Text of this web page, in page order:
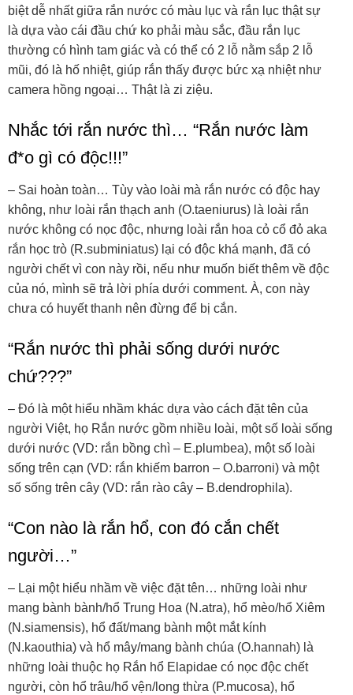
biệt dễ nhất giữa rắn nước có màu lục và rắn lục thật sự
là dựa vào cái đầu chứ ko phải màu sắc, đầu rắn lục
thường có hình tam giác và có thể có 2 lỗ nằm sắp 2 lỗ
mũi, đó là hố nhiệt, giúp rắn thấy được bức xạ nhiệt như
camera hồng ngoại… Thật là zi ziệu.
Nhắc tới rắn nước thì… “Rắn nước làm
đ*o gì có độc!!!”
– Sai hoàn toàn… Tùy vào loài mà rắn nước có độc hay
không, như loài rắn thạch anh (O.taeniurus) là loài rắn
nước không có nọc độc, nhưng loài rắn hoa cỏ cổ đỏ aka
rắn học trò (R.subminiatus) lại có độc khá mạnh, đã có
người chết vì con này rồi, nếu như muốn biết thêm về độc
của nó, mình sẽ trả lời phía dưới comment. À, con này
chưa có huyết thanh nên đừng để bị cắn.
“Rắn nước thì phải sống dưới nước
chứ???”
– Đó là một hiểu nhầm khác dựa vào cách đặt tên của
người Việt, họ Rắn nước gồm nhiều loài, một số loài sống
dưới nước (VD: rắn bồng chì – E.plumbea), một số loài
sống trên cạn (VD: rắn khiếm barron – O.barroni) và một
số sống trên cây (VD: rắn rào cây – B.dendrophila).
“Con nào là rắn hổ, con đó cắn chết
người…”
– Lại một hiểu nhầm về việc đặt tên… những loài như
mang bành bành/hổ Trung Hoa (N.atra), hổ mèo/hổ Xiêm
(N.siamensis), hổ đất/mang bành một mắt kính
(N.kaouthia) và hổ mây/mang bành chúa (O.hannah) là
những loài thuộc họ Rắn hổ Elapidae có nọc độc chết
người, còn hổ trâu/hổ vện/long thừa (P.mucosa), hổ